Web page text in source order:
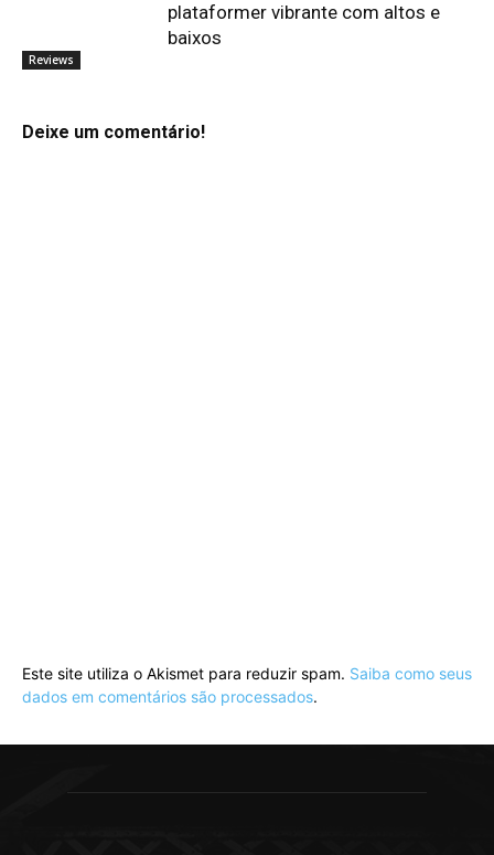
Reviews
plataformer vibrante com altos e
baixos
Deixe um comentário!
Este site utiliza o Akismet para reduzir spam. Saiba como seus
dados em comentários são processados.